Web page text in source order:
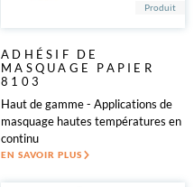
Produit
ADHÉSIF DE
MASQUAGE PAPIER
8103
Haut de gamme - Applications de
masquage hautes températures en
continu
EN SAVOIR PLUS